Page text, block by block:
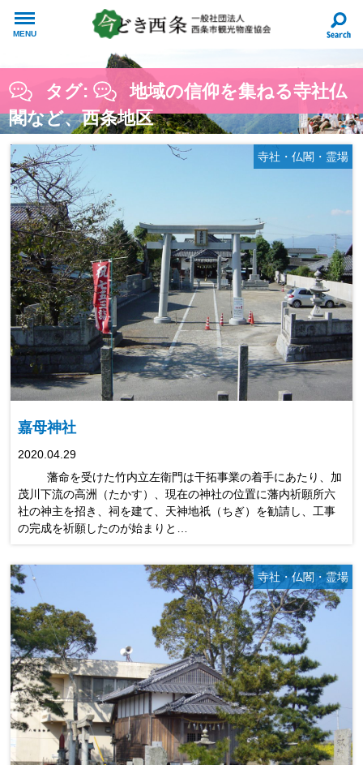
MENU
タグ:
地域の信仰を集ねる寺社仏
閣など、西条地区
寺社・仏閣・霊場
嘉母神社
2020.04.29
藩命を受けた竹内立左衛門は干拓事業の着手にあたり、加
茂川下流の高洲（たかす）、現在の神社の位置に藩内祈願所六
社の神主を招き、祠を建て、天神地祇（ちぎ）を勧請し、工事
の完成を祈願したのが始まりと…
寺社・仏閣・霊場